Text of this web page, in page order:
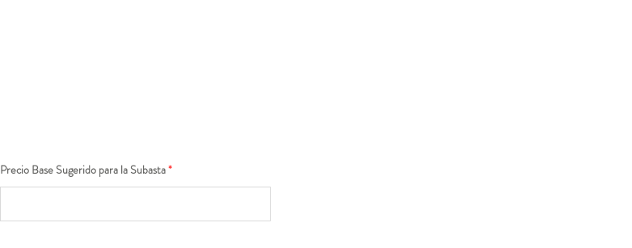
Precio Base Sugerido para la Subasta